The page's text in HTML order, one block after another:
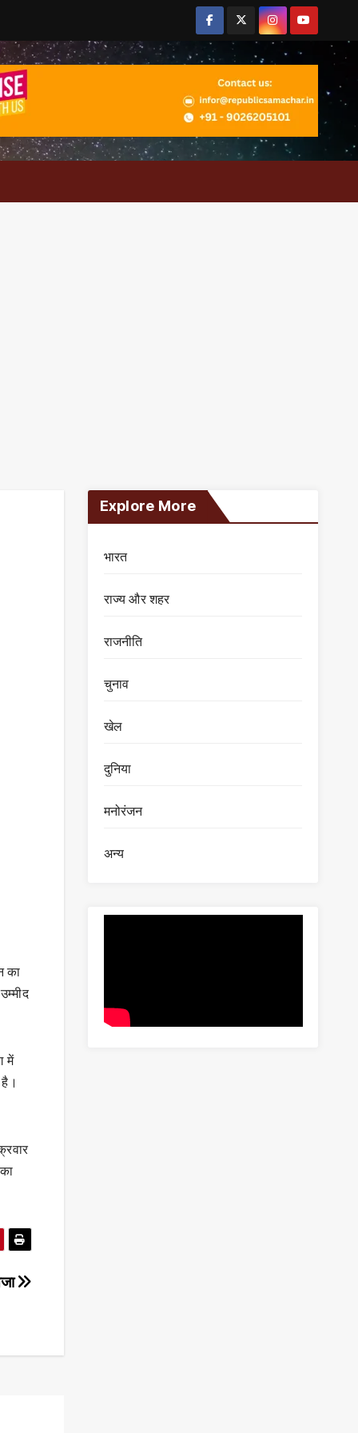
का
में
Explore More
भारत
राज्य और शहर
राजनीति
चुनाव
खेल
दुनिया
मनोरंजन
अन्य